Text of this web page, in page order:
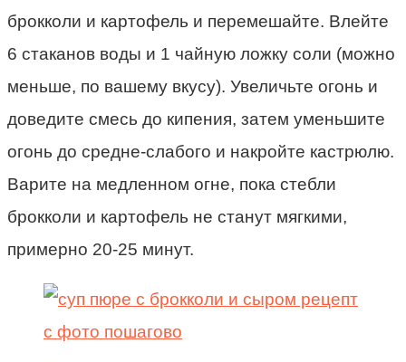
брокколи и картофель и перемешайте. Влейте
6 стаканов воды и 1 чайную ложку соли (можно
меньше, по вашему вкусу). Увеличьте огонь и
доведите смесь до кипения, затем уменьшите
огонь до средне-слабого и накройте кастрюлю.
Варите на медленном огне, пока стебли
брокколи и картофель не станут мягкими,
примерно 20-25 минут.